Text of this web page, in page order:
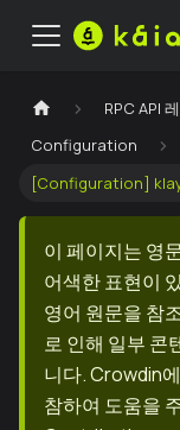
RPC API
Configuration
[Configuration]
이 페이지는 영
어색한 표현이
영어 원문을 참
로 인해 일부 콘
니다. Crowdin
참하여 도움을